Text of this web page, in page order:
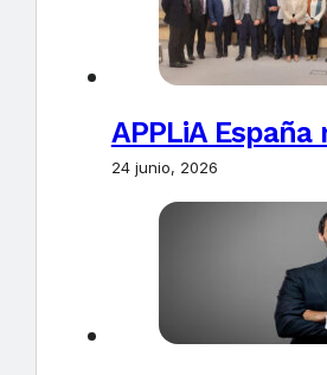
APPLiA
24 junio, 2026